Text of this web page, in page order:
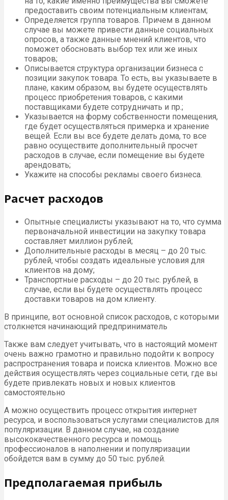
предоставить своим потенциальным клиентам;
Определяется группа товаров. Причем в данном
случае вы можете привести данные социальных
опросов, а также данные мнений клиентов, что
поможет обосновать выбор тех или же иных
товаров;
Описывается структура организации бизнеса с
позиции закупок товара. То есть, вы указываете в
плане, каким образом, вы будете осуществлять
процесс приобретения товаров, с какими
поставщиками будете сотрудничать и пр.;
Указывается на форму собственности помещения,
где будет осуществляться примерка и хранение
вещей. Если вы все будете делать дома, то все
равно осуществите дополнительный просчет
расходов в случае, если помещение вы будете
арендовать;
Укажите на способы рекламы своего бизнеса.
Расчет расходов
Опытные специалисты указывают на то, что сумма
первоначальной инвестиции на закупку товара
составляет миллион рублей;
Дополнительные расходы в месяц – до 20 тыс.
рублей, чтобы создать идеальные условия для
клиентов на дому;
Транспортные расходы – до 20 тыс. рублей, в
случае, если вы будете осуществлять процесс
доставки товаров на дом клиенту.
В принципе, вот основной список расходов, с которыми
столкнется начинающий предприниматель
Также вам следует учитывать, что в настоящий момент
очень важно грамотно и правильно подойти к вопросу
распространения товара и поиска клиентов. Можно все
действия осуществлять через социальные сети, где вы
будете привлекать новых и новых клиентов
самостоятельно
А можно осуществить процесс открытия интернет
ресурса, и воспользоваться услугами специалистов для
популяризации. В данном случае, на создание
высококачественного ресурса и помощь
профессионалов в наполнении и популяризации
обойдется вам в сумму до 50 тыс. рублей.
Предполагаемая прибыль